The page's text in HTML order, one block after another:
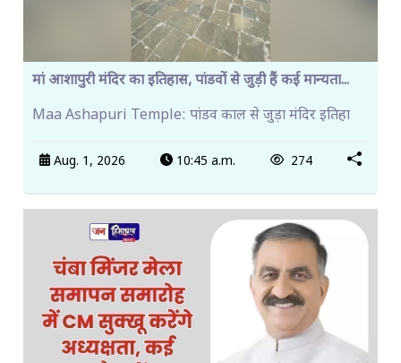
मां आशापुरी मंदिर का इतिहास, पांडवों से जुड़ी हैं कई मान्यता...
Maa Ashapuri Temple: पांडव काल से जुड़ा मंदिर इतिहा
Aug. 1, 2026 10:45 a.m. 274